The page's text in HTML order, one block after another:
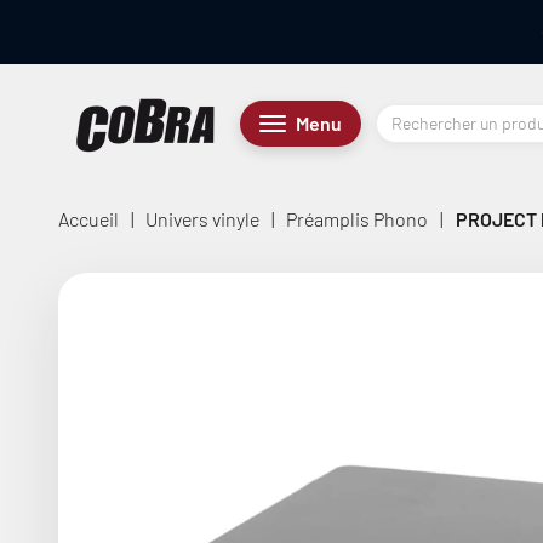
Menu
Menu
Cobra.fr
Accueil | Univers vinyle | Préamplis Phono |